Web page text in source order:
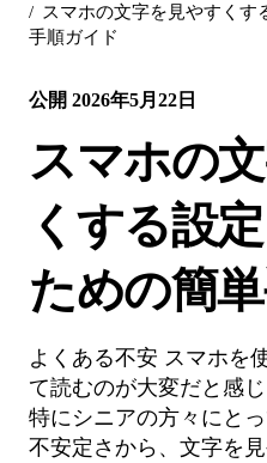
スマホの文字を見やすくす
手順ガイド
公開 2026年5月22日
スマホの
くする設
ための簡
よくある不安 スマホを
て読むのが大変だと感
特にシニアの方々にと
不安定さから、文字を